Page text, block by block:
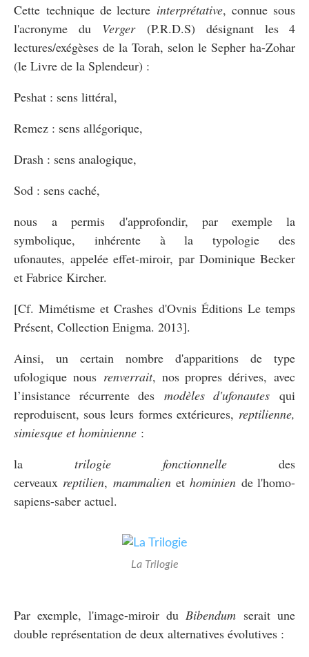
Cette technique de lecture interprétative, connue sous
l'acronyme du Verger (P.R.D.S) désignant les 4
lectures/exégèses de la Torah, selon le Sepher ha-Zohar
(le Livre de la Splendeur) :
Peshat : sens littéral,
Remez : sens allégorique,
Drash : sens analogique,
Sod : sens caché,
nous a permis d'approfondir, par exemple la
symbolique, inhérente à la typologie des
ufonautes, appelée effet-miroir, par Dominique Becker
et Fabrice Kircher.
[Cf. Mimétisme et Crashes d'Ovnis Éditions Le temps
Présent, Collection Enigma. 2013].
Ainsi, un certain nombre d'apparitions de type
ufologique nous renverrait, nos propres dérives, avec
l’insistance récurrente des modèles d'ufonautes qui
reproduisent, sous leurs formes extérieures, reptilienne,
simiesque et hominienne :
latrilogie fonctionnelledes
cerveaux reptilien, mammalienethominien de l'homo-
sapiens-saber actuel.
La Trilogie
Par exemple, l'image-miroir du Bibendum serait une
double représentation de deux alternatives évolutives :